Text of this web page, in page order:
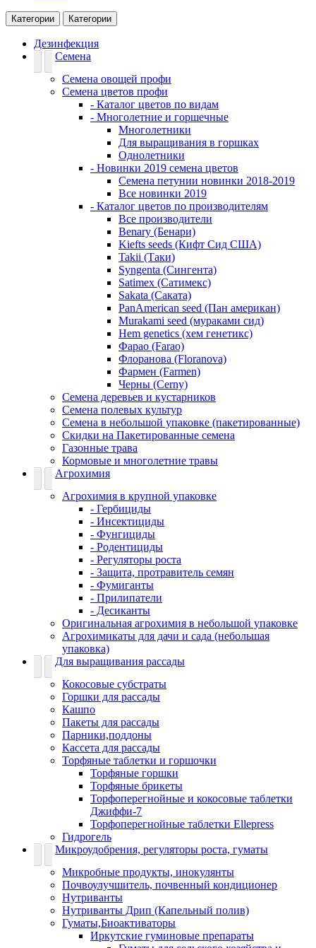
Категории Категории
Дезинфекция
Семена
Семена овощей профи
Семена цветов профи
- Каталог цветов по видам
- Многолетние и горшечные
Многолетники
Для выращивания в горшках
Однолетники
- Новинки 2019 семена цветов
Семена петунии новинки 2018-2019
Все новинки 2019
- Каталог цветов по производителям
Все производители
Benary (Бенари)
Kiefts seeds (Кифт Сид США)
Takii (Таки)
Syngenta (Сингента)
Satimex (Сатимекс)
Sakata (Саката)
PanAmerican seed (Пан американ)
Murakami seed (мураками сид)
Hem genetics (хем генетикс)
Фарао (Farao)
Флоранова (Floranova)
Фармен (Farmen)
Черны (Cerny)
Семена деревьев и кустарников
Семена полевых культур
Семена в небольшой упаковке (пакетированные)
Скидки на Пакетированные семена
Газонные трава
Кормовые и многолетние травы
Агрохимия
Агрохимия в крупной упаковке
- Гербициды
- Инсектициды
- Фунгициды
- Родентициды
- Регуляторы роста
- Защита, протравитель семян
- Фумиганты
- Прилипатели
- Десиканты
Оригинальная агрохимия в небольшой упаковке
Агрохимикаты для дачи и сада (небольшая
упаковка)
Для выращивания рассады
Кокосовые субстраты
Горшки для рассады
Кашпо
Пакеты для рассады
Парники,поддоны
Кассета для рассады
Торфяные таблетки и горшочки
Торфяные горшки
Торфяные брикеты
Торфоперегнойные и кокосовые таблетки
Джиффи-7
Торфоперегнойные таблетки Ellepress
Гидрогель
Микроудобрения, регуляторы роста, гуматы
Микробные продукты, инокулянты
Почвоулучшитель, почвенный кондиционер
Нутриванты
Нутриванты Дрип (Капельный полив)
Гуматы,Биоактиваторы
Иркутские гуминовые препараты